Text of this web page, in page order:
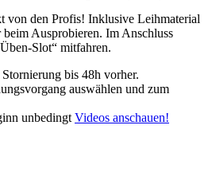
von den Profis! Inklusive Leihmaterial
Ausprobieren. Im Anschluss
Slot“ mitfahren.
bis 48h vorher.
auswählen und zum
unbedingtVideos anschauen!